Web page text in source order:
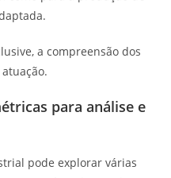
a compreensão dos
para análise e
pode explorar várias